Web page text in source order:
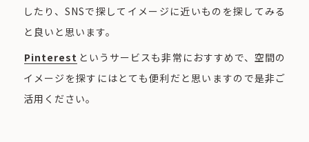
したり、SNSで探してイメージに近いものを探してみる
と良いと思います。
Pinterest というサービスも非常におすすめで、空間の
イメージを探すにはとても便利だと思いますので是非ご
活用ください。